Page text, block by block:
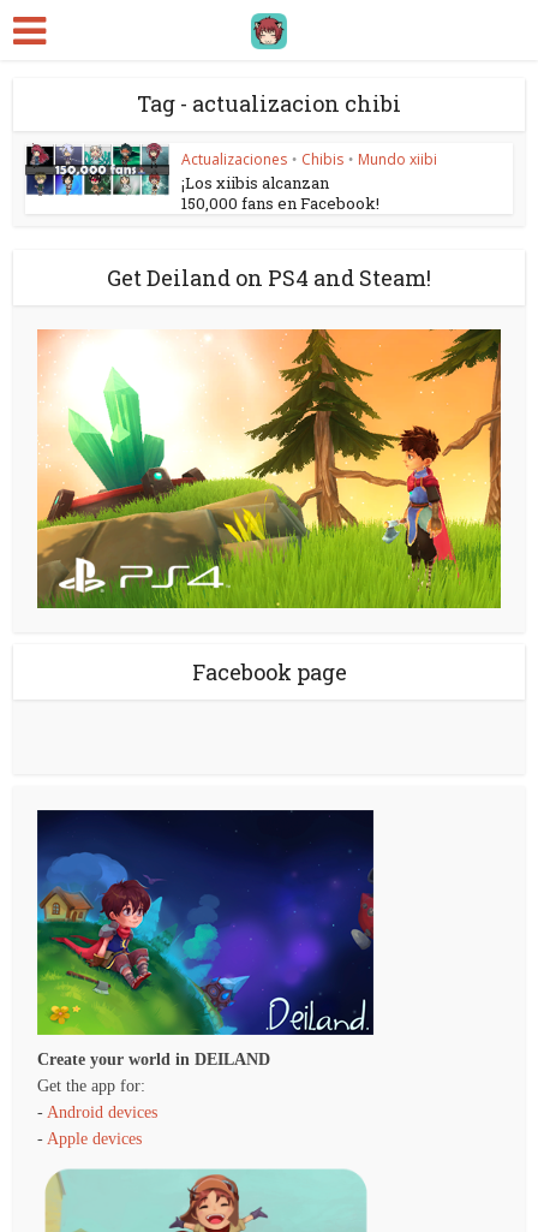
Tag - actualizacion chibi
Actualizaciones • Chibis • Mundo xiibi
¡Los xiibis alcanzan
150,000 fans en Facebook!
Get Deiland on PS4 and Steam!
Facebook page
Create your world in DEILAND
Get the app for:
-Android devices
-Apple devices